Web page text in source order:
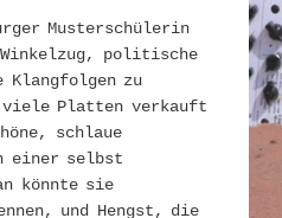
Musterschülerin
politische
zu
Platten verkauft
schlaue
einer selbst
könnte sie
und Hengst, die